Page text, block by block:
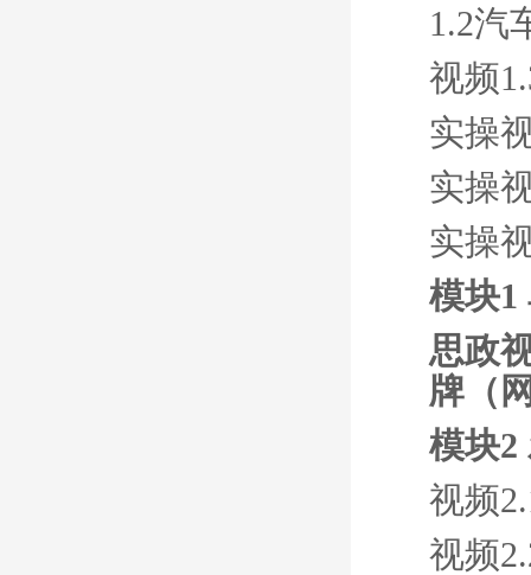
1.2汽
视频
实操
实操
实操
模块1
思政
牌（
模块2
视频
视频